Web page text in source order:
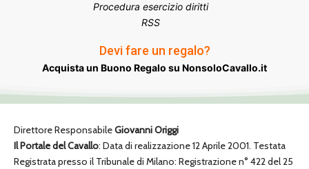
Procedura esercizio diritti
RSS
Devi fare un regalo?
Acquista un Buono Regalo su NonsoloCavallo.it
Direttore ResponsabileGiovanni Origgi
Il Portale del Cavallo: Data di realizzazione 12 Aprile 2001. Testata
Registrata presso il Tribunale di Milano: Registrazione n° 422 del 25